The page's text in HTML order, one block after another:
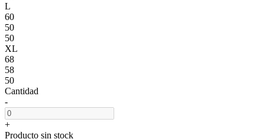
L
60
50
50
XL
68
58
50
Cantidad
-
+
Producto sin stock